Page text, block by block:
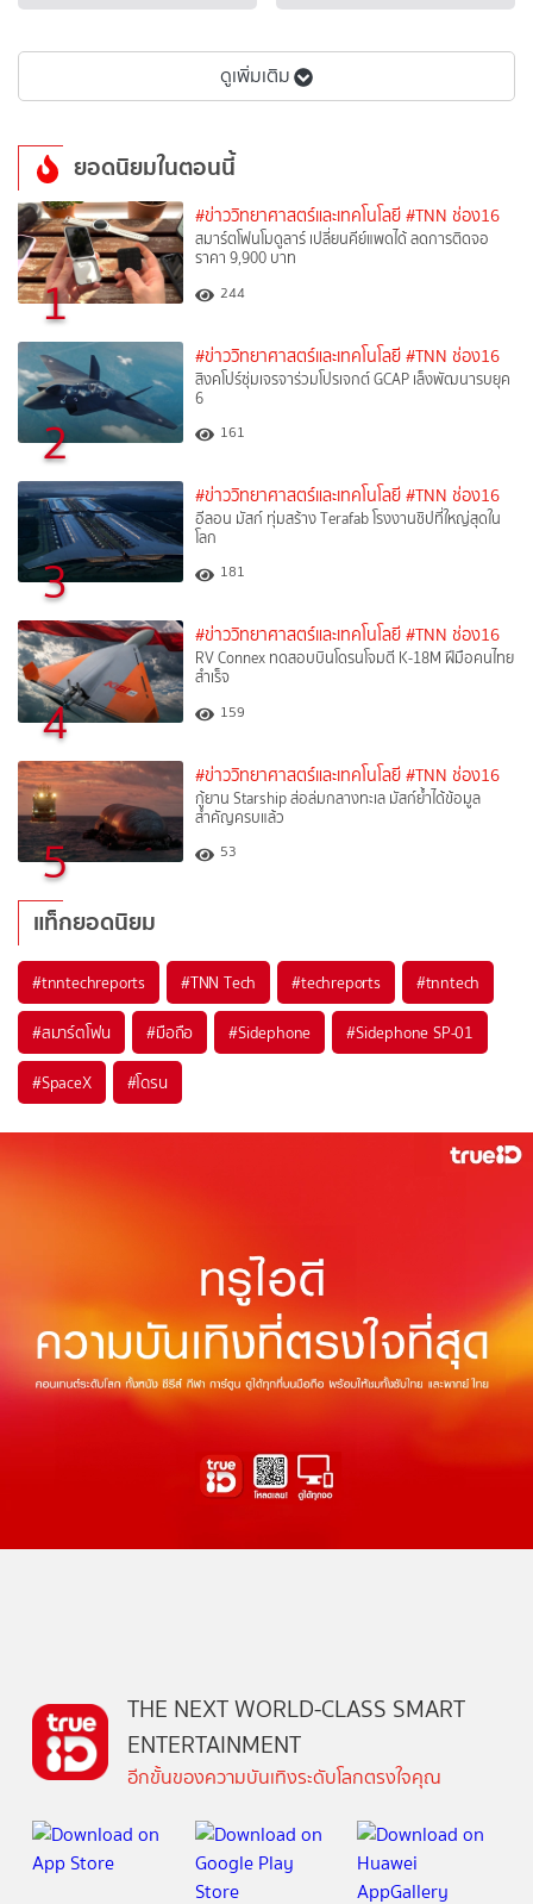
ดูเพิ่มเติม
ยอดนิยมในตอนนี้
1
#ข่าววิทยาศาสตร์และเทคโนโลยี #TNN ช่อง16
สมาร์ตโฟนโมดูลาร์ เปลี่ยนคีย์แพดได้ ลดการติดจอ
ราคา 9,900 บาท
244
2
#ข่าววิทยาศาสตร์และเทคโนโลยี #TNN ช่อง16
สิงคโปร์ซุ่มเจรจาร่วมโปรเจกต์ GCAP เล็งพัฒนารบยุค
6
161
3
#ข่าววิทยาศาสตร์และเทคโนโลยี #TNN ช่อง16
อีลอน มัสก์ ทุ่มสร้าง Terafab โรงงานชิปที่ใหญ่สุดใน
โลก
181
4
#ข่าววิทยาศาสตร์และเทคโนโลยี #TNN ช่อง16
RV Connex ทดสอบบินโดรนโจมตี K-18M ฝีมือคนไทย
สำเร็จ
159
5
#ข่าววิทยาศาสตร์และเทคโนโลยี #TNN ช่อง16
กู้ยาน Starship ส่อล่มกลางทะเล มัสก์ย้ำได้ข้อมูล
สำคัญครบแล้ว
53
แท็กยอดนิยม
#tnntechreports #TNN Tech #techreports #tnntech
#สมาร์ตโฟน #มือถือ #Sidephone #Sidephone SP-01
#SpaceX #โดรน
THE NEXT WORLD-CLASS SMART
ENTERTAINMENT
อีกขั้นของความบันเทิงระดับโลกตรงใจคุณ